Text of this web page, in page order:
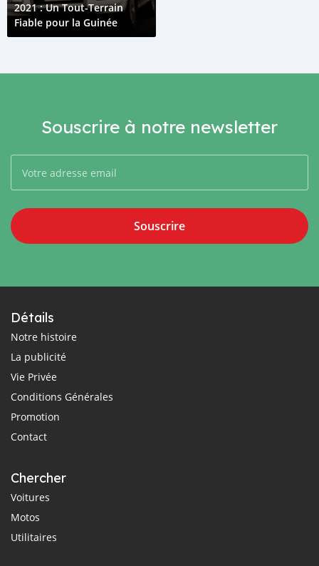
2021 : Un Tout-Terrain
Fiable pour la Guinée
Souscrire à notre newsletter
Souscrire
Détails
Notre histoire
La publicité
Vie Privée
Conditions Générales
Promotion
Contact
Chercher
Voitures
Motos
Utilitaires